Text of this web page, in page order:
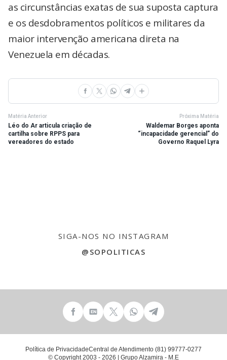
as circunstâncias exatas de sua suposta captura
e os desdobramentos políticos e militares da
maior intervenção americana direta na
Venezuela em décadas.
Matéria Anterior
Léo do Ar articula criação de
cartilha sobre RPPS para
vereadores do estado
Próxima Matéria
Waldemar Borges aponta
“incapacidade gerencial” do
Governo Raquel Lyra
SIGA-NOS NO INSTAGRAM
@SOPOLITICAS
© Copyright 2003 - 2026 | Grupo Alzamira - M.E
Política de PrivacidadeCentral de Atendimento (81) 99777-0277